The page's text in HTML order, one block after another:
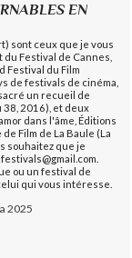
EN
sont ceux que je vous
Festival de Cannes,
Festival du Film
de festivals de cinéma,
un recueil de
38, 2016), et deux
dans l'âme, Éditions
Film de La Baule (La
souhaitez que je
ou un festival de
qui vous intéresse.
2025